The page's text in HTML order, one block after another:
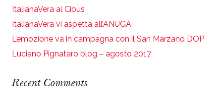
ItalianaVera al Cibus
ItalianaVera vi aspetta all’ANUGA
L’emozione va in campagna con il San Marzano DOP
Luciano Pignataro blog – agosto 2017
Recent Comments